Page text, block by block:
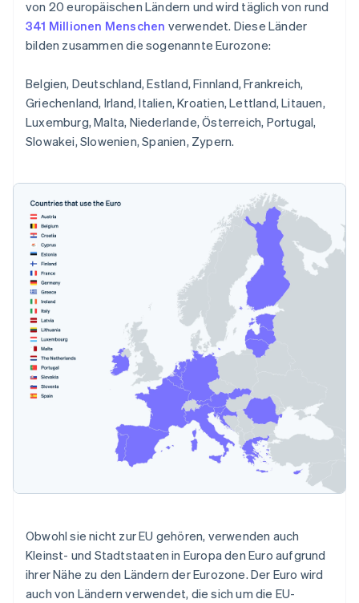
von 20 europäischen Ländern und wird täglich von rund
341 Millionen Menschen verwendet. Diese Länder
bilden zusammen die sogenannte Eurozone:
Belgien, Deutschland, Estland, Finnland, Frankreich,
Griechenland, Irland, Italien, Kroatien, Lettland, Litauen,
Luxemburg, Malta, Niederlande, Österreich, Portugal,
Slowakei, Slowenien, Spanien, Zypern.
Obwohl sie nicht zur EU gehören, verwenden auch
Kleinst- und Stadtstaaten in Europa den Euro aufgrund
ihrer Nähe zu den Ländern der Eurozone. Der Euro wird
auch von Ländern verwendet, die sich um die EU-